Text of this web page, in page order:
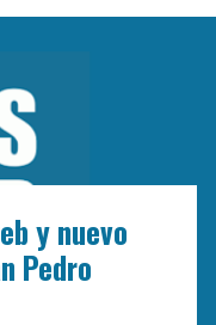
y nuevo
Pedro